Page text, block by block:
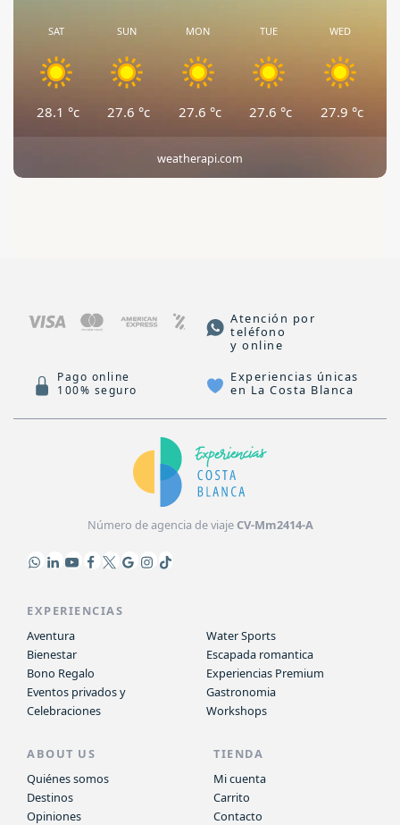
SAT
28.1 °c
SUN
27.6 °c
MON
27.6 °c
TUE
27.6 °c
WED
27.9 °c
weatherapi.com
Atención por
teléfono
y online
Pago online
100% seguro
Experiencias únicas
en La Costa Blanca
Número de agencia de viajeCV-Mm2414-A
EXPERIENCIAS
Aventura
Bienestar
Bono Regalo
Eventos privados y
Celebraciones
Water Sports
Escapada romantica
Experiencias Premium
Gastronomia
Workshops
ABOUT US
Quiénes somos
Destinos
Opiniones
TIENDA
Mi cuenta
Carrito
Contacto